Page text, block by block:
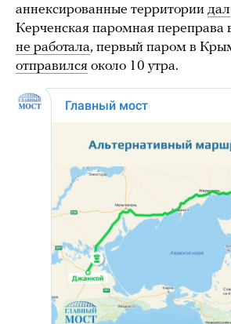
аннексированные территории дал
Керченская паромная переправа
не работала, первый паром в
отправился около 10 утра.